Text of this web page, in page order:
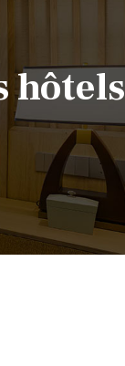
hôtels